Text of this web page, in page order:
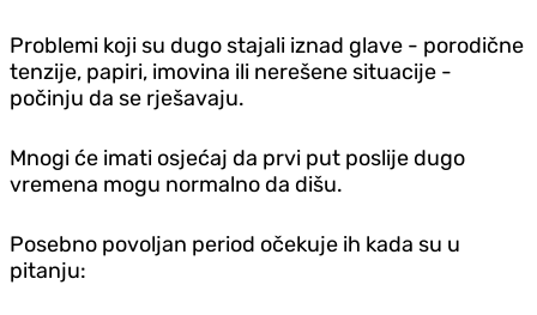
Problemi koji su dugo stajali iznad glave - porodične
tenzije, papiri, imovina ili nerešene situacije -
počinju da se rješavaju.
Mnogi će imati osjećaj da prvi put poslije dugo
vremena mogu normalno da dišu.
Posebno povoljan period očekuje ih kada su u
pitanju: